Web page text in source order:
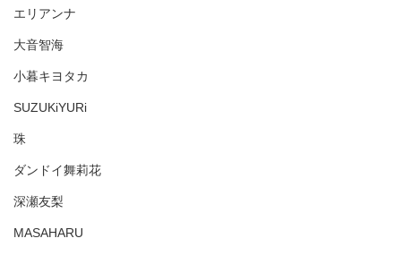
エリアンナ
大音智海
小暮キヨタカ
SUZUKiYURi
珠
ダンドイ舞莉花
深瀬友梨
MASAHARU